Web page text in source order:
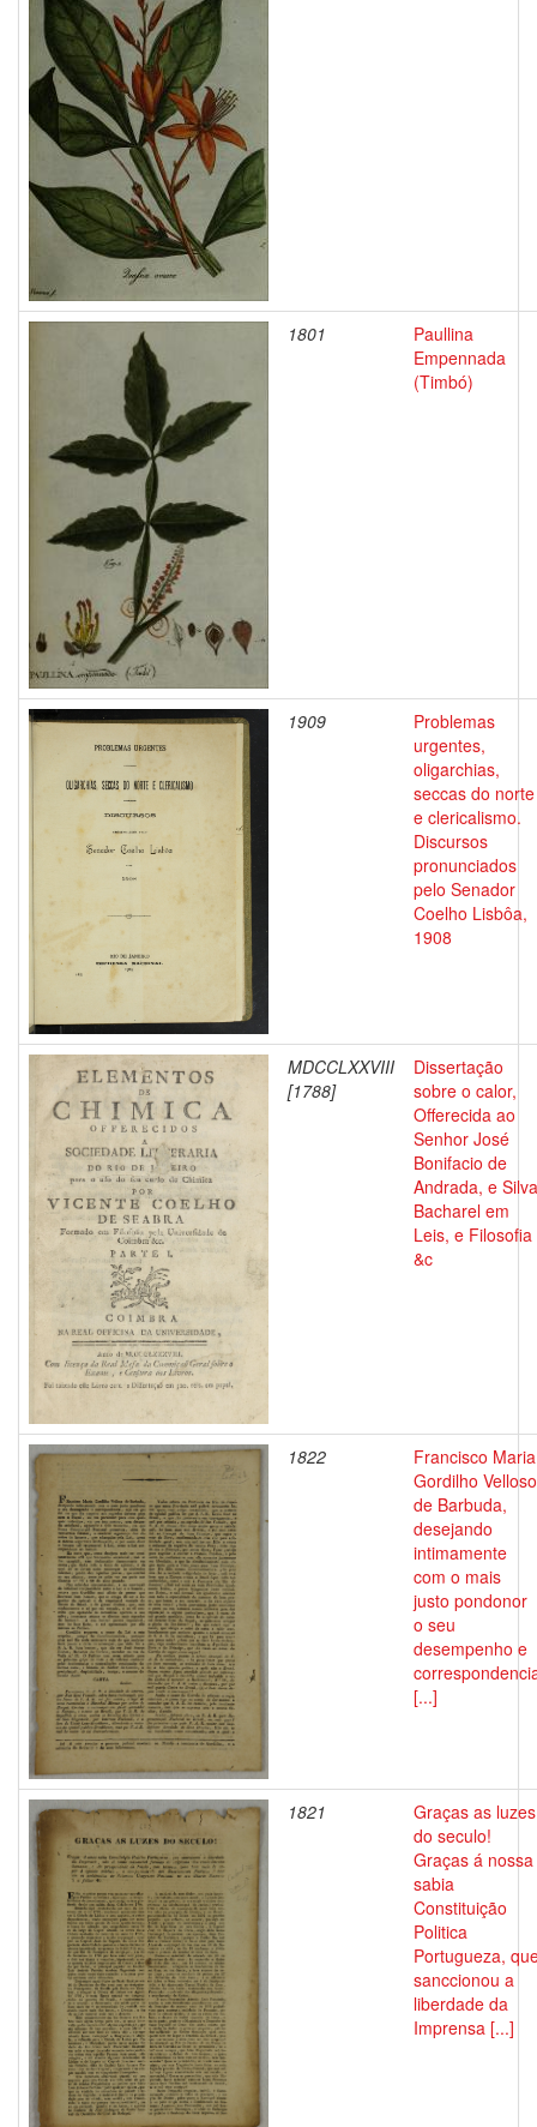
1801
Paullina
Empennada
(Timbó)
1909
Problemas
urgentes,
oligarchias,
seccas do norte
e clericalismo.
Discursos
pronunciados
pelo Senador
Coelho Lisbôa,
1908
MDCCLXXVIII
[1788]
Dissertação
sobre o calor,
Offerecida ao
Senhor José
Bonifacio de
Andrada, e Silva
Bacharel em
Leis, e Filosofia
&c
1822
Francisco Maria
Gordilho Velloso
de Barbuda,
desejando
intimamente
com o mais
justo pondonor
o seu
desempenho e
[...]
1821
Graças as luzes
do seculo!
Graças á nossa
sabia
Constituição
Politica
Portugueza,
sanccionou a
liberdade da
Imprensa [...]